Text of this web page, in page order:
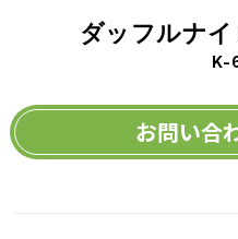
ダッフルナ
K-
お問い合